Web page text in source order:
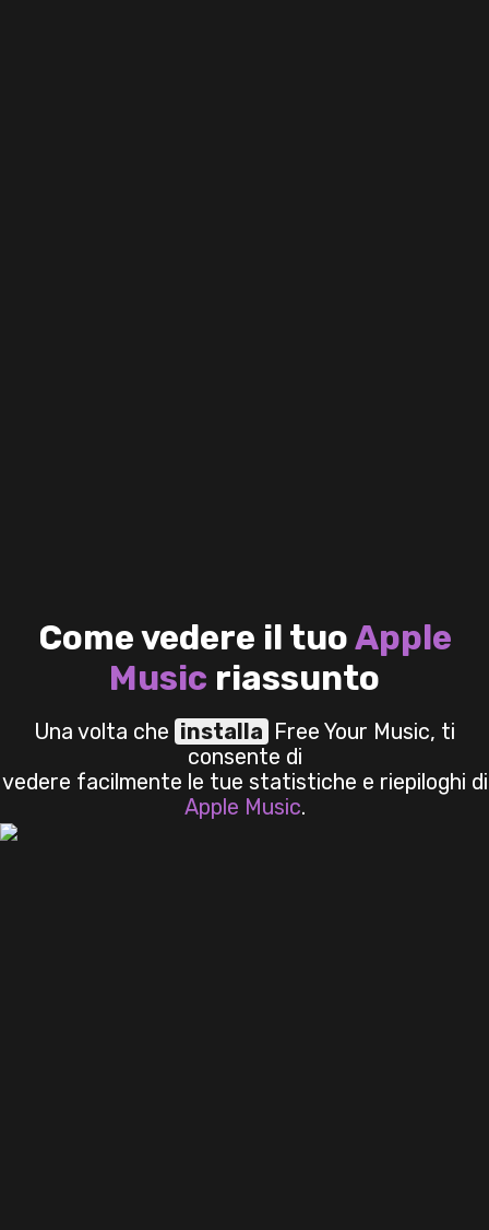
Come vedere il tuoApple
Music riassunto
Una volta che installa Free Your Music, ti
consente di
vedere facilmente le tue statistiche e riepiloghi di
Apple Music.
Come vedere il tuoApple
Music riassunto
Una volta che installa Free Your Music, ti
consente di
vedere facilmente le tue statistiche e riepiloghi di
Apple Music.
Come vedere il tuoApple
Music riassunto
Una volta che installa Free Your Music, ti
consente di
vedere facilmente le tue statistiche e riepiloghi di
Apple Music.